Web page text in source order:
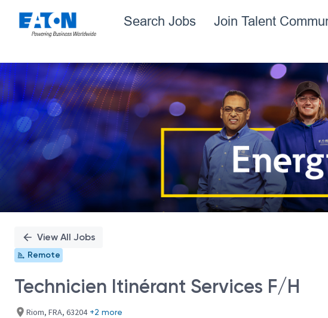
Search Jobs Join Talent
Single
Position
View All Jobs
Remote
Technicien Itinérant Services F/H
Riom, FRA, 63204 +2 more